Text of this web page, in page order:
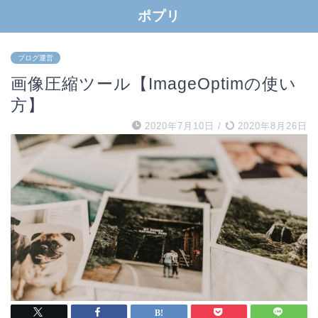
ポプリ
ブログ運営
画像圧縮ツール【ImageOptimの使い
方】
2020年7月10日 / 2020年8月26日